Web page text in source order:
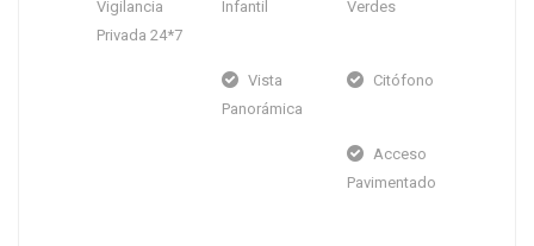
Vigilancia
Privada 24*7
Infantil
Verdes
Vista
Panorámica
Citófono
Acceso
Pavimentado